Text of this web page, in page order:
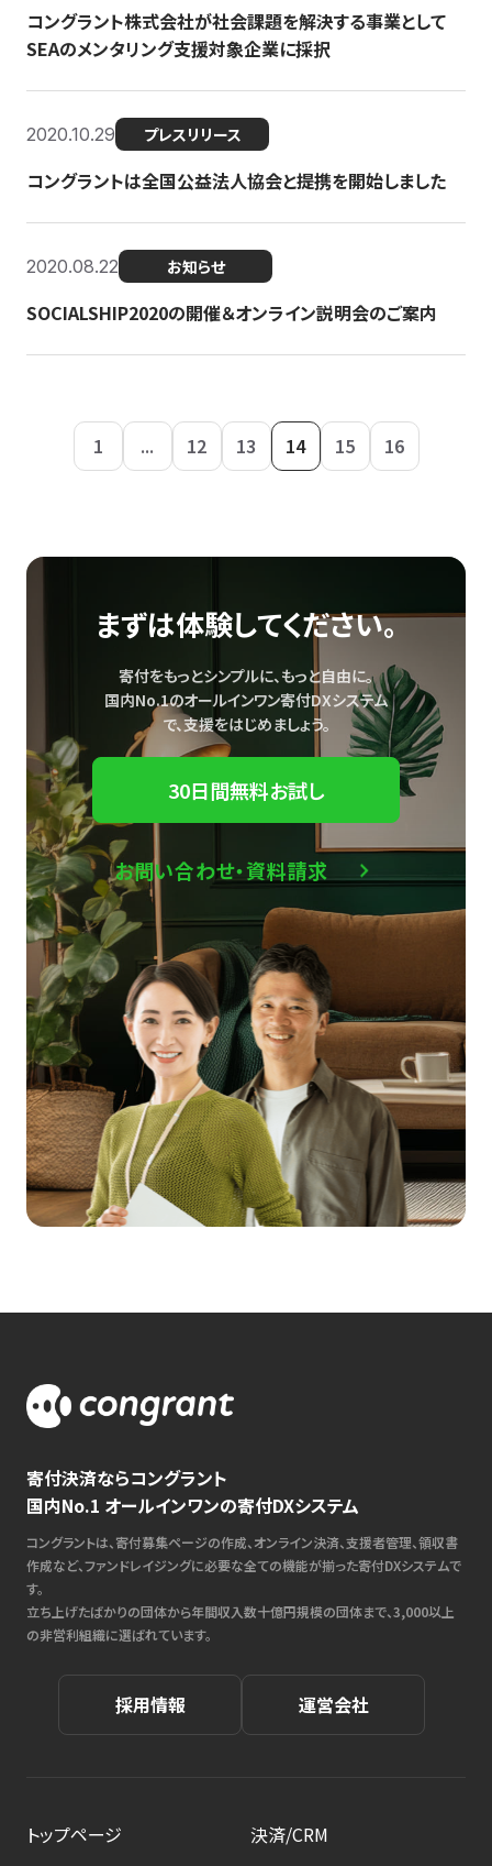
コングラント株式会社が社会課題を解決する事業として
SEAのメンタリング支援対象企業に採択
2020.10.29 プレスリリース
コングラントは全国公益法人協会と提携を開始しました
2020.08.22 お知らせ
SOCIALSHIP2020の開催＆オンライン説明会のご案内
1 ... 12 13 14 15 16
まずは体験してください。
寄付をもっとシンプルに、もっと自由に。
国内No.1のオールインワン寄付DXシステム
で、支援をはじめましょう。
30日間無料お試し
お問い合わせ・資料請求
寄付決済ならコングラント
国内No.1 オールインワンの寄付DXシステム
コングラントは、寄付募集ページの作成、オンライン決済、支援者管理、領収書
作成など、ファンドレイジングに必要な全ての機能が揃った寄付DXシステムで
す。
立ち上げたばかりの団体から年間収入数十億円規模の団体まで、3,000以上
の非営利組織に選ばれています。
採用情報 運営会社
トップページ
決済/CRM